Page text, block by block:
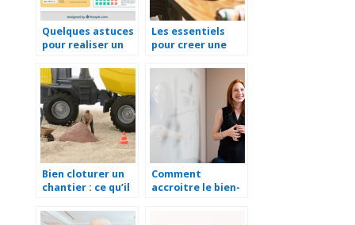
Quelques astuces
pour realiser un
d’entreprise
Les essentiels
pour creer une
Bien cloturer un
chantier : ce qu’il
Comment
accroitre le bien-